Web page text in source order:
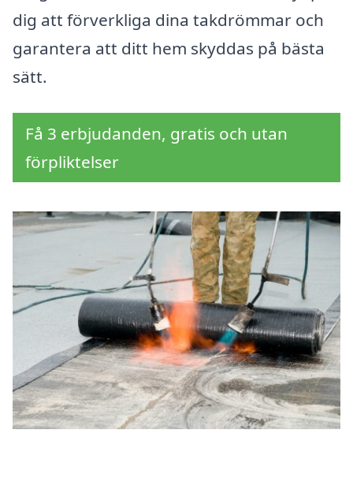
dig att förverkliga dina takdrömmar och
garantera att ditt hem skyddas på bästa
sätt.
Få 3 erbjudanden, gratis och utan
förpliktelser